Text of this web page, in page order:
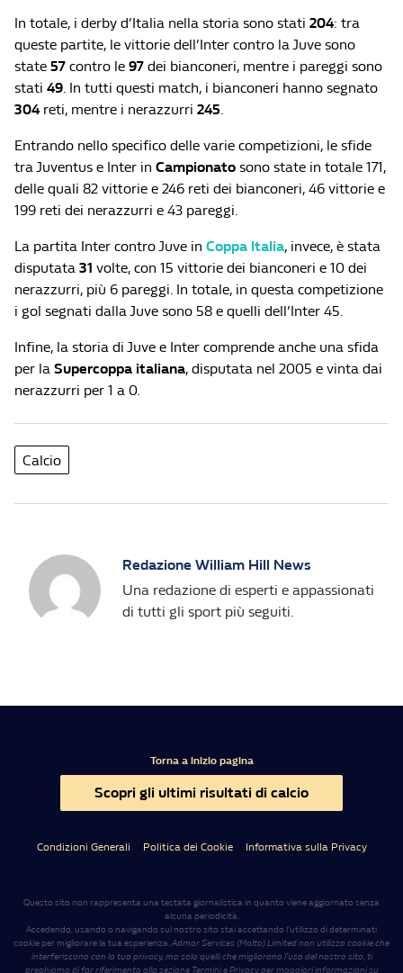
In totale, i derby d’Italia nella storia sono stati 204: tra
queste partite, le vittorie dell’Inter contro la Juve sono
state 57 contro le 97 dei bianconeri, mentre i pareggi sono
stati 49. In tutti questi match, i bianconeri hanno segnato
304reti, mentre i nerazzurri 245.
Entrando nello specifico delle varie competizioni, le sfide
tra Juventus e Inter in Campionato sono state in totale 171,
delle quali 82 vittorie e 246 reti dei bianconeri, 46 vittorie e
199 reti dei nerazzurri e 43 pareggi.
La partita Inter contro Juve in Coppa Italia, invece, è stata
disputata 31 volte, con 15 vittorie dei bianconeri e 10 dei
nerazzurri, più 6 pareggi. In totale, in questa competizione
i gol segnati dalla Juve sono 58 e quelli dell’Inter 45.
Infine, la storia di Juve e Inter comprende anche una sfida
per la Supercoppa italiana, disputata nel 2005 e vinta dai
nerazzurri per 1 a 0.
Calcio
Redazione William Hill News
Una redazione di esperti e appassionati
di tutti gli sport più seguiti.
Torna a inizio pagina
Scopri gli ultimi risultati di calcio
Condizioni Generali Politica dei Cookie Informativa sulla Privacy
Questo sito non rappresenta una testata giornalistica in quanto viene aggiornato senza
alcuna periodicità.
Accedendo, usando o navigando sul nostro sito stai accettando l’utilizzo di determinati
cookie per migliorare la tua esperienza.Admar Services (Malta) Limited non utilizza cookie che
interferiscono con la tua privacy, ma solo quelli che migliorano l’uso del nostro sito, ti
preghiamo di far riferimento alla sezione Termini e Privacy per maggiori informazioni su